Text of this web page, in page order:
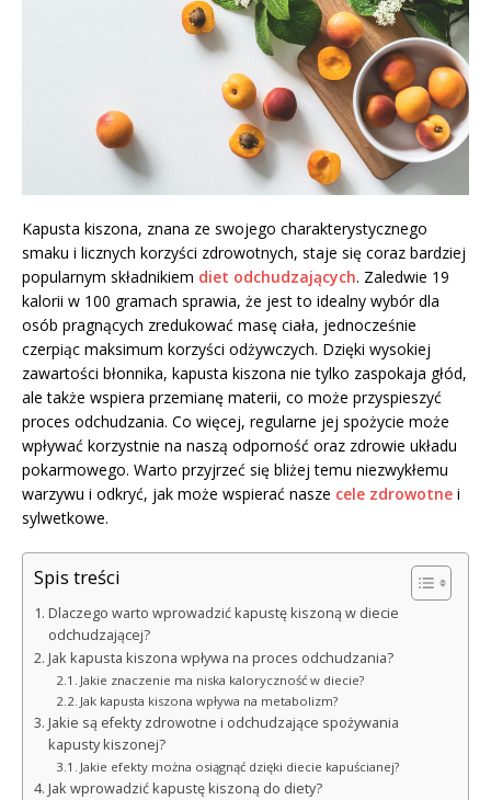
Kapusta kiszona, znana ze swojego charakterystycznego
smaku i licznych korzyści zdrowotnych, staje się coraz bardziej
popularnym składnikiem diet odchudzających. Zaledwie 19
kalorii w 100 gramach sprawia, że jest to idealny wybór dla
osób pragnących zredukować masę ciała, jednocześnie
czerpiąc maksimum korzyści odżywczych. Dzięki wysokiej
zawartości błonnika, kapusta kiszona nie tylko zaspokaja głód,
ale także wspiera przemianę materii, co może przyspieszyć
proces odchudzania. Co więcej, regularne jej spożycie może
wpływać korzystnie na naszą odporność oraz zdrowie układu
pokarmowego. Warto przyjrzeć się bliżej temu niezwykłemu
warzywu i odkryć, jak może wspierać nasze cele zdrowotne i
sylwetkowe.
Spis treści
Dlaczego warto wprowadzić kapustę kiszoną w diecie
odchudzającej?
Jak kapusta kiszona wpływa na proces odchudzania?
Jakie znaczenie ma niska kaloryczność w diecie?
Jak kapusta kiszona wpływa na metabolizm?
Jakie są efekty zdrowotne i odchudzające spożywania
kapusty kiszonej?
Jakie efekty można osiągnąć dzięki diecie kapuścianej?
Jak wprowadzić kapustę kiszoną do diety?